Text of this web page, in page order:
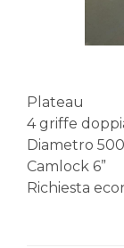
Plateau
4 griffe
Diametro
Camlock 6”
Richiesta